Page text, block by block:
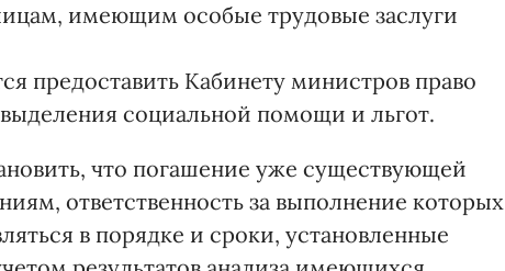
имеющим особые трудовые заслуги
предоставить Кабинету министров право
социальной помощи и льгот.
что погашение уже существующей
ответственность за выполнение которых
в порядке и сроки, установленные